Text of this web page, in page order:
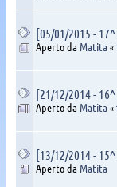
[05/01/2015 -
Aperto da Matita «1
[21/12/2014 -
Aperto da Matita «1
[13/12/2014 -
Aperto da Matita